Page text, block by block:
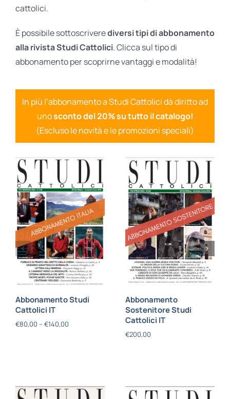
cattolici.
È possibile sottoscriverediversi tipi di abbonamento
alla rivista Studi Cattolici. Clicca sul tipo di
abbonamento per scoprirne vantaggi e modalità!
In più l’abbonamento a Studi Cattolici dà diritto ad
unosconto del 20% su tutto il catalogo!
(Escluso le novità e le promozioni speciali)
Abbonamento Studi
Cattolici IT
€80,00 – €140,00
Abbonamento
Sostenitore Studi
Cattolici IT
€200,00